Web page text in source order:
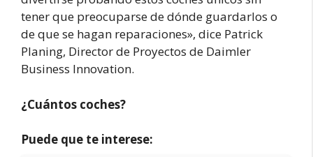
tener que preocuparse de dónde guardarlos o
de que se hagan reparaciones», dice Patrick
Planing, Director de Proyectos de Daimler
Business Innovation.
¿Cuántos coches?
Puede que te interese: